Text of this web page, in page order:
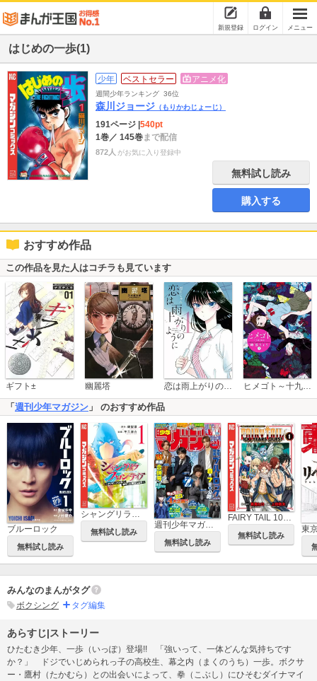
新規登録 ログイン メニュー
はじめの一歩(1)
少年 ベストセラー アニメ化
週間少年ランキング 36位
森川ジョージ （もりかわじょーじ）
191ページ 540pt
1巻／ 145巻まで配信
872人 がお気に入り登録中
無料試し読み
購入する
おすすめ作品
この作品を見た人はコチラも見ています
ギフト± 幽麗塔 恋は雨上がりのように ヒメゴト～十九歳の制服～
「 週刊少年マガジン 」 のおすすめ作品
ブルーロック
無料試し読み
シャングリラ・フロンティア ～クソゲーハンター、神ゲーに挑まんとす～
無料試し読み
週刊少年マガジン
無料試し読み
無料試し読み
みんなのまんがタグ
ボクシング タグ編集
あらすじ|ストーリー
ひたむき少年、一歩（いっぽ）登場!! 「強いって、一体どんな気持ちです
か？」 ドジでいじめられっ子の高校生、幕之内（まくのうち）一歩。ボクサ
ー・鷹村（たかむら）との出会いによって、拳（こぶし）にひそむダイナマイ